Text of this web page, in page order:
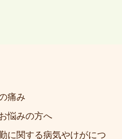
痛み
悩みの方へ
に関する病気やけがにつ